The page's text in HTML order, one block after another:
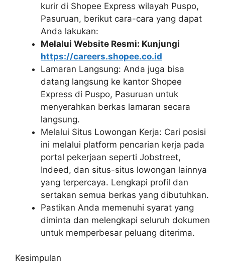
kurir di Shopee Express wilayah Puspo,
Pasuruan, berikut cara-cara yang dapat
Anda lakukan:
Melalui Website Resmi: Kunjungi
https://careers.shopee.co.id
Lamaran Langsung: Anda juga bisa
datang langsung ke kantor Shopee
Express di Puspo, Pasuruan untuk
menyerahkan berkas lamaran secara
langsung.
Melalui Situs Lowongan Kerja: Cari posisi
ini melalui platform pencarian kerja pada
portal pekerjaan seperti Jobstreet,
Indeed, dan situs-situs lowongan lainnya
yang terpercaya. Lengkapi profil dan
sertakan semua berkas yang dibutuhkan.
Pastikan Anda memenuhi syarat yang
diminta dan melengkapi seluruh dokumen
untuk memperbesar peluang diterima.
Kesimpulan